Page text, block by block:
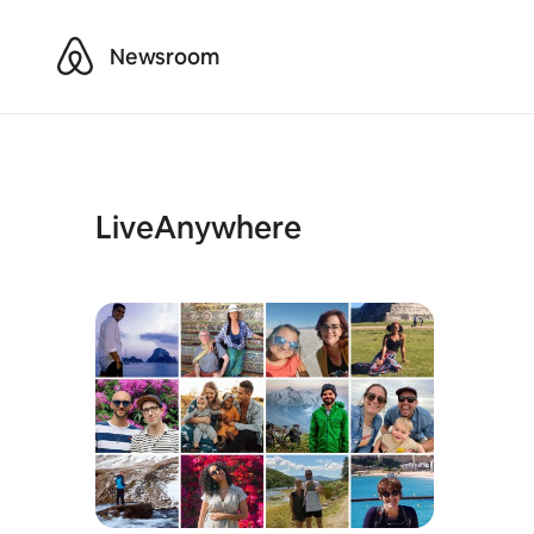
AirbnbNewsroom
LiveAnywhere